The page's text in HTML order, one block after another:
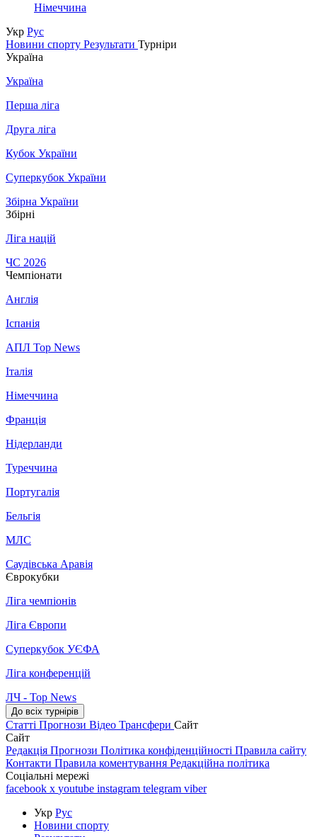
Німеччина
Укр Рус
Новини спорту Результати Турніри
Україна
Україна
Перша ліга
Друга ліга
Кубок України
Суперкубок України
Збірна України
Збірні
Ліга націй
ЧС 2026
Чемпіонати
Англія
Іспанія
АПЛ Top News
Італія
Німеччина
Франція
Нідерланди
Туреччина
Португалія
Бельгія
МЛС
Саудівська Аравія
Єврокубки
Ліга чемпіонів
Ліга Європи
Суперкубок УЄФА
Ліга конференцій
ЛЧ - Top News
До всіх турнірів
Статті Прогнози Відео Трансфери Сайт
Сайт
Редакція Прогнози Політика конфіденційності Правила сайту
Контакти Правила коментування Редакційна політика
Соціальні мережі
facebook x youtube instagram telegram viber
Укр Рус
Новини спорту